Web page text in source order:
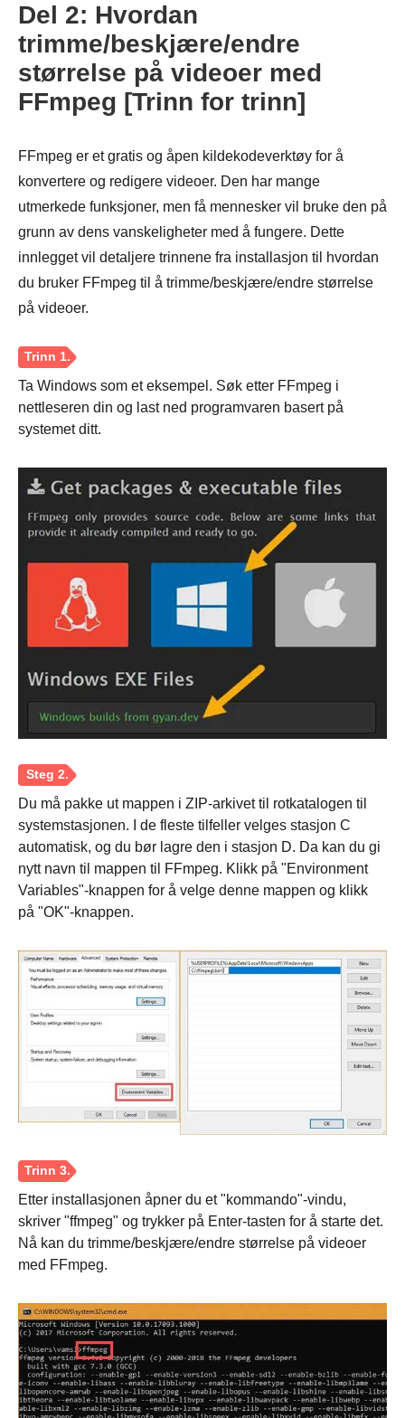
Del 2: Hvordan
trimme/beskjære/endre
størrelse på videoer med
FFmpeg [Trinn for trinn]
FFmpeg er et gratis og åpen kildekodeverktøy for å
konvertere og redigere videoer. Den har mange
utmerkede funksjoner, men få mennesker vil bruke den på
grunn av dens vanskeligheter med å fungere. Dette
innlegget vil detaljere trinnene fra installasjon til hvordan
du bruker FFmpeg til å trimme/beskjære/endre størrelse
på videoer.
Trinn 1.
Ta Windows som et eksempel. Søk etter FFmpeg i
nettleseren din og last ned programvaren basert på
systemet ditt.
Steg 2.
Du må pakke ut mappen i ZIP-arkivet til rotkatalogen til
systemstasjonen. I de fleste tilfeller velges stasjon C
automatisk, og du bør lagre den i stasjon D. Da kan du gi
nytt navn til mappen til FFmpeg. Klikk på "Environment
Variables"-knappen for å velge denne mappen og klikk
på "OK"-knappen.
Etter installasjonen åpner du et "kommando"-vindu,
skriver "ffmpeg" og trykker på Enter-tasten for å starte det.
Nå kan du trimme/beskjære/endre størrelse på videoer
med FFmpeg.